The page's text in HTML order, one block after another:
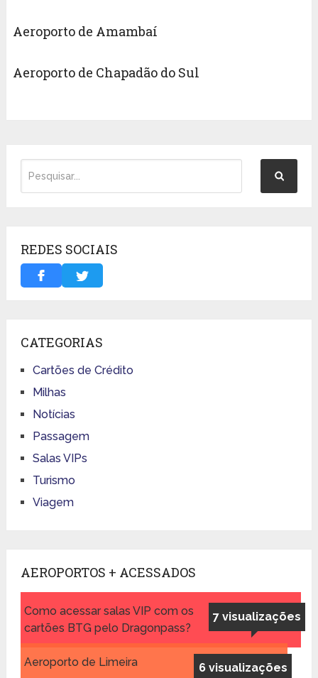
Aeroporto de Amambaí
Aeroporto de Chapadão do Sul
REDES SOCIAIS
CATEGORIAS
Cartões de Crédito
Milhas
Notícias
Passagem
Salas VIPs
Turismo
Viagem
AEROPORTOS + ACESSADOS
7 visualizações
Como acessar salas VIP com os
cartões BTG pelo Dragonpass?
6 visualizações
Aeroporto de Limeira